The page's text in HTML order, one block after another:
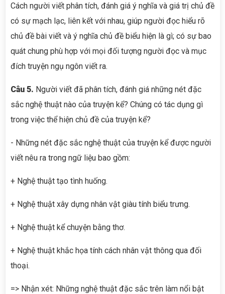
Cách người viết phân tích, đánh giá ý nghĩa và giá trị chủ đề
có sự mạch lạc, liên kết với nhau, giúp người đọc hiểu rõ
chủ đề bài viết và ý nghĩa chủ đề biểu hiện là gì; có sự bao
quát chung phù hợp với mọi đối tượng người đọc và mục
đích truyện ngụ ngôn viết ra.
Câu 5. Người viết đã phân tích, đánh giá những nét đặc
sắc nghệ thuật nào của truyện kể? Chúng có tác dụng gì
trong việc thể hiện chủ đề của truyện kể?
- Những nét đặc sắc nghệ thuật của truyện kể được người
viết nêu ra trong ngữ liệu bao gồm:
+ Nghệ thuật tạo tình huống.
+ Nghệ thuật xây dựng nhân vật giàu tính biểu trưng.
+ Nghệ thuật kể chuyện bằng thơ.
+ Nghệ thuật khắc họa tính cách nhân vật thông qua đối
thoại.
=> Nhận xét: Những nghệ thuật đặc sắc trên làm nổi bật